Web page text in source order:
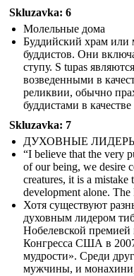
Skluzavka: 6
Молельные дома
Буддийский храм или
буддистов. Они
ступу. S tupas
возведенными в
реликвии, обычно
буддистами в
Skluzavka: 7
ДУХОВНЫЕ
“I believe that the very
of our being, we desire
creatures, it is a
development alone.
Хотя существуют
духовным лидером
Нобелевской премией
Конгресса США в
мудрости». Среди
мужчины, и